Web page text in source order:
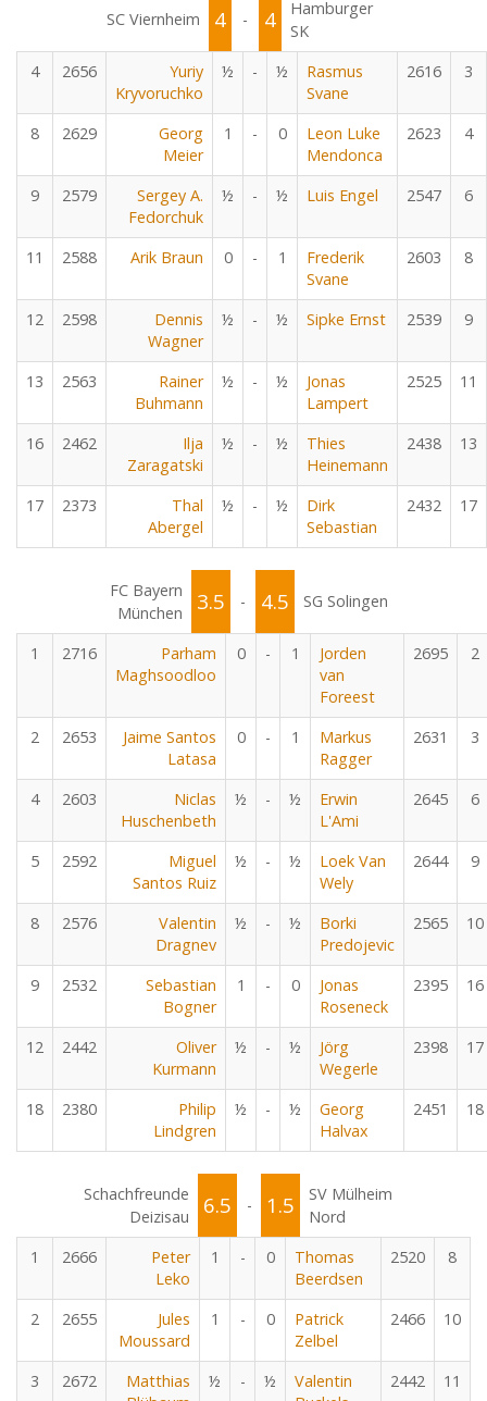
SC Viernheim 4 - 4
Hamburger
SK
4
2656
Yuriy
Kryvoruchko
½ - ½
Rasmus
Svane
2616 3
8 2629
Georg
Meier
1 - 0
Leon Luke
Mendonca
2623 4
9 2579
Sergey A.
Fedorchuk
½ - ½ Luis Engel 2547 6
11 2588 Arik Braun 0 - 1
Frederik
Svane
2603 8
12 2598
Dennis
Wagner
½ - ½ Sipke Ernst 2539 9
13 2563
Rainer
Buhmann
½ - ½
Jonas
Lampert
2525 11
16 2462
Ilja
Zaragatski
½ - ½
Thies
Heinemann
2438 13
17 2373
Thal
Abergel
½ - ½
Dirk
Sebastian
2432 17
FC Bayern
München
3.5 - 4.5 SG Solingen
1 2716
Parham
Maghsoodloo
0 - 1
Jorden
van
Foreest
2695 2
2 2653
Jaime Santos
Latasa
0 - 1
Markus
Ragger
2631 3
4 2603
Niclas
Huschenbeth
½ - ½
Erwin
L'Ami
2645 6
5 2592
Miguel
Santos Ruiz
½ - ½
Loek Van
Wely
2644 9
8 2576
Valentin
Dragnev
½ - ½
Borki
Predojevic
2565 10
9 2532
Sebastian
Bogner
1 - 0
Jonas
Roseneck
2395 16
12 2442
Oliver
Kurmann
½ - ½
Jörg
Wegerle
2398 17
18 2380
Philip
Lindgren
½ - ½
Georg
Halvax
2451 18
Schachfreunde
Deizisau
6.5 - 1.5
SV Mülheim
Nord
1
2666
Peter
Leko
1 - 0
Thomas
Beerdsen
2520 8
2 2655
Jules
Moussard
1 - 0
Patrick
Zelbel
2466 10
3 2672
Matthias
½ - ½
Valentin
2442 11